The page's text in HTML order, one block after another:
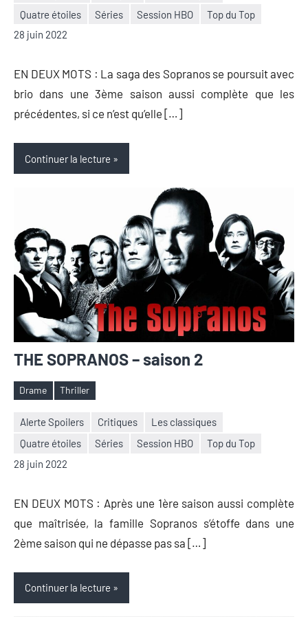
Quatre étoiles
Séries Session HBO
Top du Top
28 juin 2022
Nicolas
Auger
Aucun
commentaire
EN DEUX MOTS : La saga des Sopranos se poursuit avec
brio dans une 3ème saison aussi complète que les
précédentes, si ce n’est qu’elle […]
Continuer la lecture
THE SOPRANOS – saison 2
Étiquettes
Drame Thriller
Alerte Spoilers Critiques
Les classiques
Quatre étoiles
Séries Session HBO
Top du Top
28 juin 2022
Nicolas
Auger
Aucun
commentaire
EN DEUX MOTS : Après une 1ère saison aussi complète
que maîtrisée, la famille Sopranos s’étoffe dans une
2ème saison qui ne dépasse pas sa […]
Continuer la lecture